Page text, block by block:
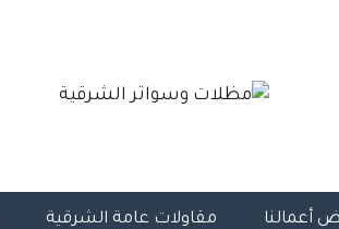
أعمالنا مقاولات عامة الشرقية